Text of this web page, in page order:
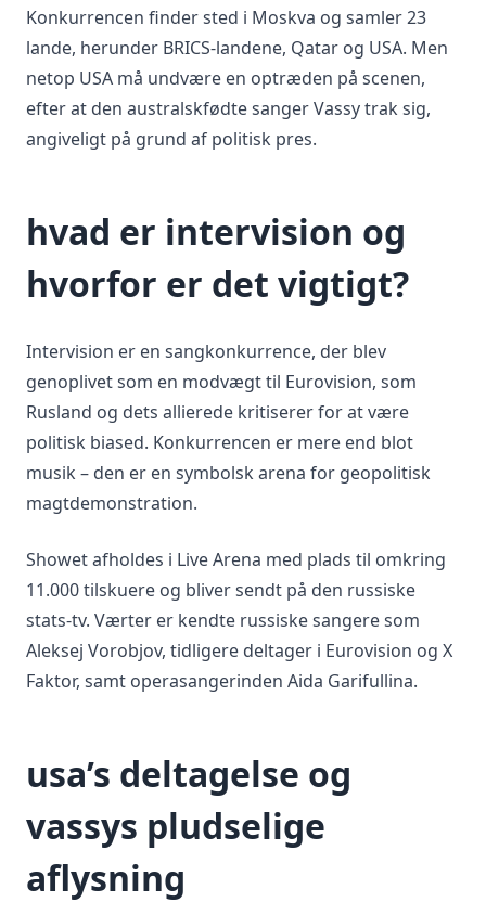
Konkurrencen finder sted i Moskva og samler 23
lande, herunder BRICS-landene, Qatar og USA. Men
netop USA må undvære en optræden på scenen,
efter at den australskfødte sanger Vassy trak sig,
angiveligt på grund af politisk pres.
hvad er intervision og
hvorfor er det vigtigt?
Intervision er en sangkonkurrence, der blev
genoplivet som en modvægt til Eurovision, som
Rusland og dets allierede kritiserer for at være
politisk biased. Konkurrencen er mere end blot
musik – den er en symbolsk arena for geopolitisk
magtdemonstration.
Showet afholdes i Live Arena med plads til omkring
11.000 tilskuere og bliver sendt på den russiske
stats-tv. Værter er kendte russiske sangere som
Aleksej Vorobjov, tidligere deltager i Eurovision og X
Faktor, samt operasangerinden Aida Garifullina.
usa’s deltagelse og
vassys pludselige
aflysning